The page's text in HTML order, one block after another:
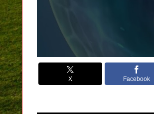
X Facebook